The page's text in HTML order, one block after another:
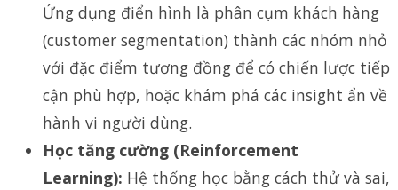
Ứng dụng điển hình là phân cụm khách hàng
(customer segmentation) thành các nhóm nhỏ
với đặc điểm tương đồng để có chiến lược tiếp
cận phù hợp, hoặc khám phá các insight ẩn về
hành vi người dùng.
Học tăng cường (Reinforcement
Learning): Hệ thống học bằng cách thử và sai,